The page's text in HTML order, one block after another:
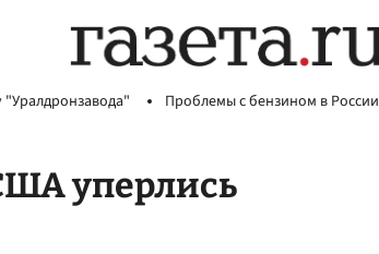
"Уралдронзавода" Проблемы с бензином в России
уперлись